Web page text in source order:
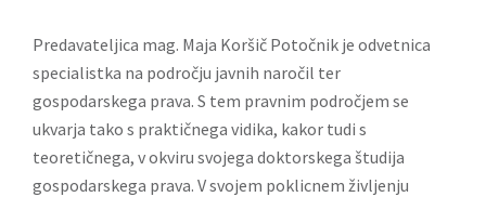
Predavateljica mag. Maja Koršič Potočnik je odvetnica
specialistka na področju javnih naročil ter
gospodarskega prava. S tem pravnim področjem se
ukvarja tako s praktičnega vidika, kakor tudi s
teoretičnega, v okviru svojega doktorskega študija
gospodarskega prava. V svojem poklicnem življenju